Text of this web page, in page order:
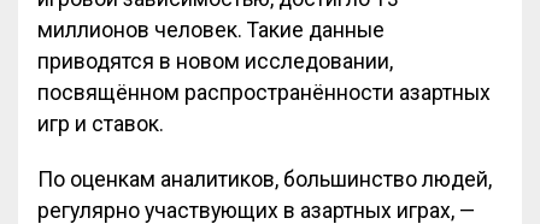
миллионов человек. Такие данные
приводятся в новом исследовании,
посвящённом распространённости азартных
игр и ставок.
По оценкам аналитиков, большинство людей,
регулярно участвующих в азартных играх, —